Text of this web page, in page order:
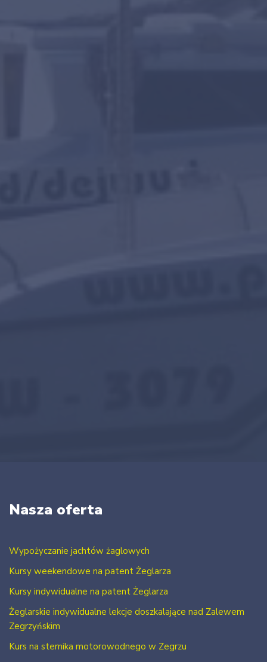
Nasza oferta
Wypożyczanie jachtów żaglowych
Kursy weekendowe na patent Żeglarza
Kursy indywidualne na patent Żeglarza
Żeglarskie indywidualne lekcje doszkalające nad Zalewem
Zegrzyńskim
Kurs na sternika motorowodnego w Zegrzu